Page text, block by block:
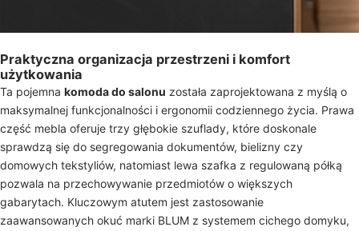
Praktyczna organizacja przestrzeni i komfort
użytkowania
Ta pojemna komoda do salonu została zaprojektowana z myślą o
maksymalnej funkcjonalności i ergonomii codziennego życia. Prawa
część mebla oferuje trzy głębokie szuflady, które doskonale
sprawdzą się do segregowania dokumentów, bielizny czy
domowych tekstyliów, natomiast lewa szafka z regulowaną półką
pozwala na przechowywanie przedmiotów o większych
gabarytach. Kluczowym atutem jest zastosowanie
zaawansowanych okuć marki BLUM z systemem cichego domyku,